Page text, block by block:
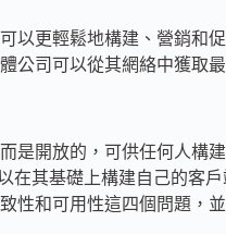
以更輕鬆地構建、營銷和
公司可以從其網絡中獲取
是開放的，可供任何人構
在其基礎上構建自己的客
性和可用性這四個問題，